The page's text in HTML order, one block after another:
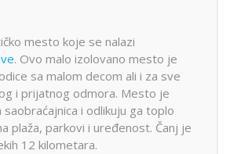
mesto koje se nalazi
. Ovo malo izolovano mesto je
sa malom decom ali i za sve
i prijatnog odmora. Mesto je
i odlikuju ga toplo
plaža, parkovi i uređenost. Čanj je
12 kilometara.